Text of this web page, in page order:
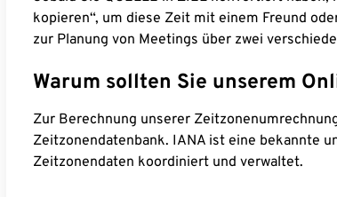
kopieren“, um diese Zeit mit einem Freund
zur Planung von Meetings über zwei
Warum sollten Sie unserem
Zur Berechnung unserer
Zeitzonendatenbank. IANA ist eine bekannte
Zeitzonendaten koordiniert und verwaltet.